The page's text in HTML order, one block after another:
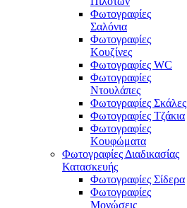
Φωτογραφίες
Σαλόνια
Φωτογραφίες
Κουζίνες
Φωτογραφίες WC
Φωτογραφίες
Ντουλάπες
Φωτογραφίες Σκάλες
Φωτογραφίες Τζάκια
Φωτογραφίες
Κουφώματα
Φωτογραφίες Διαδικασίας
Κατασκευής
Φωτογραφίες Σίδερα
Φωτογραφίες
Μονώσεις